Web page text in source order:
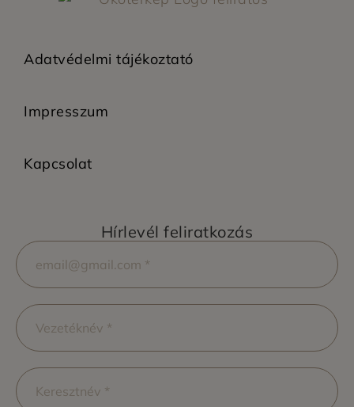
Adatvédelmi tájékoztató
Impresszum
Kapcsolat
Hírlevél feliratkozás